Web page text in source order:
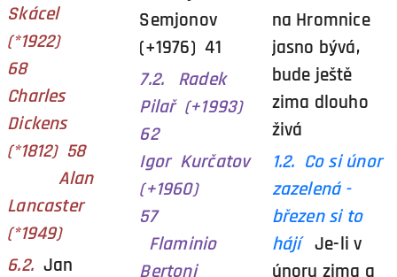
Skácel
(*1922)
68
Charles
Dickens
(*1812) 58
Alan
Lancaster
(*1949)
6.2. Jan
Semjonov
(+1976) 41
7.2. Radek
Pilař (+1993)
62
Igor Kurčatov
(+1960)
57
Flaminio
Bertoni
na Hromnice
jasno bývá,
bude ještě
zima dlouho
živá
1.2. Co si únor
zazelená -
březen si to
hájí Je-li v
únoru zima a